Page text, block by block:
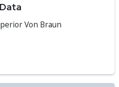
Von Braun